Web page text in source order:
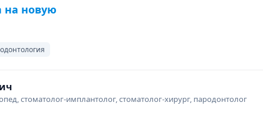
на новую
стоматолог-имплантолог, стоматолог-хирург, пародонтолог